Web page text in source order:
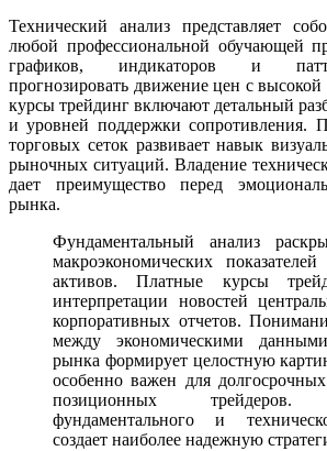
Технический анализ представляет
любой профессиональной обучающей
графиков, индикаторов и
прогнозировать движение цен с
курсы трейдинг включают детальный
и уровней поддержки сопротивления.
торговых сеток развивает навык
рыночных ситуаций. Владение
дает преимущество перед
рынка.
Фундаментальный анализ
макроэкономических
активов. Платные курсы
интерпретации новостей
корпоративных отчетов.
между экономическими
рынка формирует целостную
особенно важен для
позиционных трейдеров.
фундаментального и
создает наиболее надежную